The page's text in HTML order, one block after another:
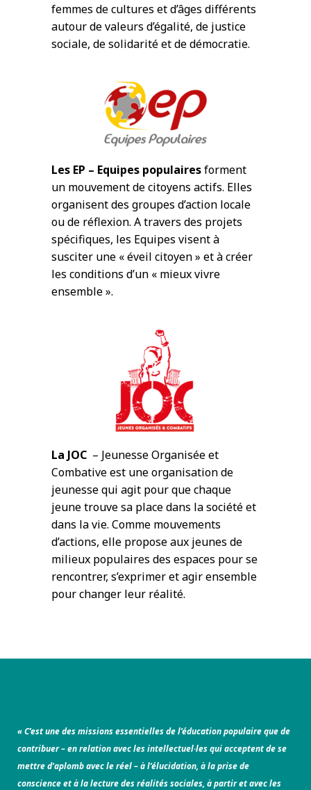
femmes de cultures et d’âges différents
autour de valeurs d’égalité, de justice
sociale, de solidarité et de démocratie.
Les EP – Equipes populairesforment
un mouvement de citoyens actifs. Elles
organisent des groupes d’action locale
ou de réflexion. A travers des projets
spécifiques, les Equipes visent à
susciter une « éveil citoyen » et à créer
les conditions d’un « mieux vivre
ensemble ».
La JOC – Jeunesse Organisée et
Combative est une organisation de
jeunesse qui agit pour que chaque
jeune trouve sa place dans la société et
dans la vie. Comme mouvements
d’actions, elle propose aux jeunes de
milieux populaires des espaces pour se
rencontrer, s’exprimer et agir ensemble
pour changer leur réalité.
« C’est une des missions essentielles de l’éducation populaire que de
contribuer – en relation avec les intellectuel·les qui acceptent de se
mettre d’aplomb avec le réel – à l’élucidation, à la prise de
conscience et à la lecture des réalités sociales, à partir et avec les